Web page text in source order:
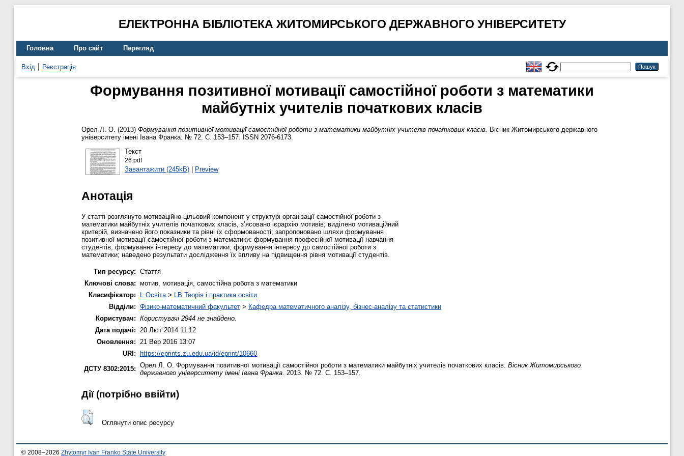
ЕЛЕКТРОННА БІБЛІОТЕКА ЖИТОМИРСЬКОГО ДЕРЖАВНОГО УНІВЕРСИТЕТУ
Головна Про сайт Перегляд
Вхід Реєстрація
Формування позитивної мотивації самостійної роботи з математики
майбутніх учителів початкових класів
Орел Л. О. (2013) Формування позитивної мотивації самостійної роботи з математики майбутніх учителів початкових класів. Вісник Житомирського державного
університету імені Івана Франка. № 72. С. 153–157. ISSN 2076-6173.
Текст
26.pdf
Завантажити (245kB)| Preview
Анотація
У статті розглянуто мотиваційно-цільовий компонент у структурі організації самостійної роботи з
математики майбутніх учителів початкових класів, з’ясовано ієрархію мотивів; виділено мотиваційний
критерій, визначено його показники та рівні їх сформованості; запропоновано шляхи формування
позитивної мотивації самостійної роботи з математики: формування професійної мотивації навчання
студентів, формування інтересу до математики, формування інтересу до самостійної роботи з
математики; наведено результати дослідження їх впливу на підвищення рівня мотивації студентів.
Тип ресурсу: Стаття
Ключові слова: мотив, мотивація, самостійна робота з математики
Класифікатор:
L Освіта > LB Теорія і практика освіти
Відділи: Фізико-математичний факультет > Кафедра математичного аналізу, бізнес-аналізу та статистики
Користувач: Користувачі 2944 не знайдено.
Дата подачі:
20 Лют 2014 11:12
Оновлення:
21 Вер 2016 13:07
URI: https://eprints.zu.edu.ua/id/eprint/10660
ДСТУ 8302:2015: Орел Л. О. Формування позитивної мотивації самостійної роботи з математики майбутніх учителів початкових класів. Вісник Житомирського
державного університету імені Івана Франка . 2013. № 72. С. 153–157.
Дії ​​(потрібно ввійти)
Оглянути опис ресурсу
© 2008–2026 Zhytomyr Ivan Franko State University